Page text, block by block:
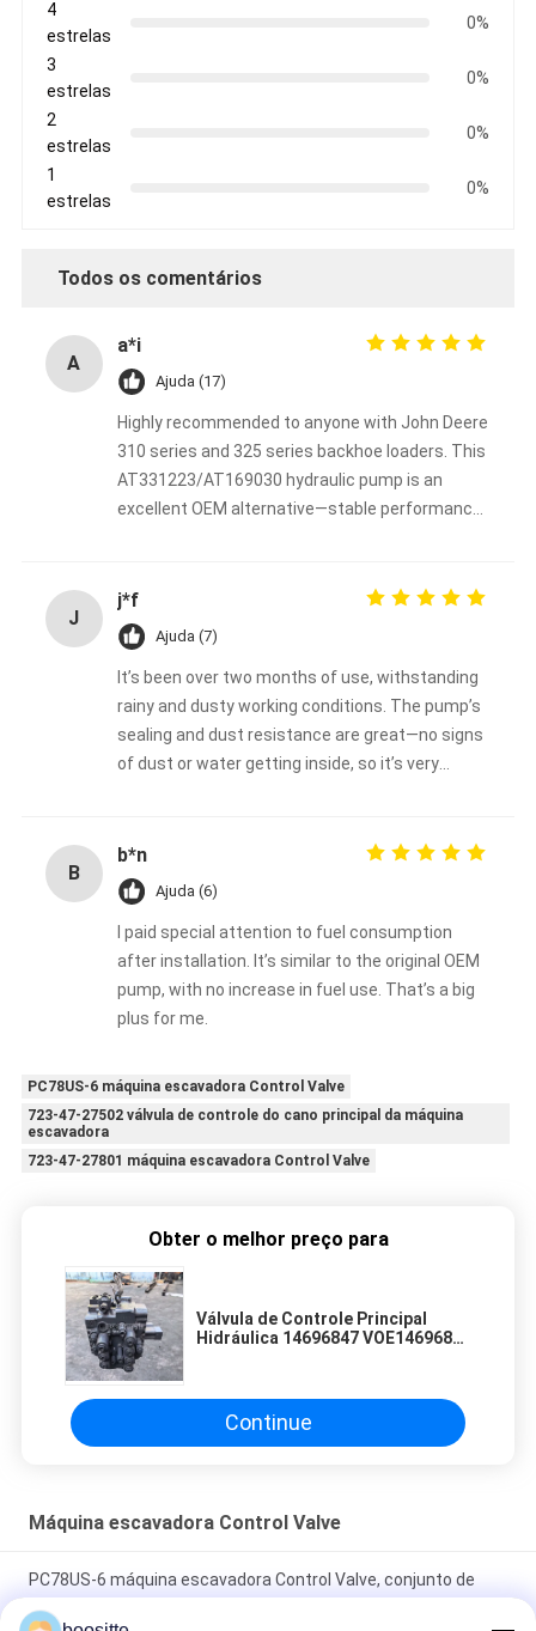
4
estrelas
0%
3
estrelas
0%
2
estrelas
0%
1
estrelas
0%
Todos os comentários
A
a*i
Ajuda (17)
Highly recommended to anyone with John Deere
310 series and 325 series backhoe loaders. This
AT331223/AT169030 hydraulic pump is an
excellent OEM alternative—stable performance
J
j*f
Ajuda (7)
It’s been over two months of use, withstanding
rainy and dusty working conditions. The pump’s
sealing and dust resistance are great—no signs
of dust or water getting inside, so it’s very
B
b*n
Ajuda (6)
I paid special attention to fuel consumption
after installation. It’s similar to the original OEM
pump, with no increase in fuel use. That’s a big
plus for me.
PC78US-6 máquina escavadora Control Valve
723-47-27502 válvula de controle do cano principal da máquina
escavadora
723-47-27801 máquina escavadora Control Valve
Obter o melhor preço para
Válvula de Controle Principal
Hidráulica 14696847 VOE14696847
Escavadeira de Alta Temperatura
Opções Padrão Personalizadas
Desempenho Durável Adequado
Continue
Máquina escavadora Control Valve
PC78US-6 máquina escavadora Control Valve, conjunto de
válvula hidráulico do controle de PC78-5 PC60-7